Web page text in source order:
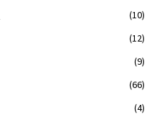
(10)
(12)
(9)
(66)
(4)